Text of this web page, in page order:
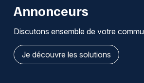
Annonceurs
Discutons ensemble de votre
Je découvre les solutions